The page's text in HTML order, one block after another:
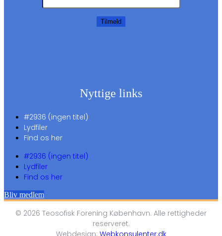
Tilmeld
Nyttige links
#2936 (ingen titel)
Lydfiler
Find os her
#2936 (ingen titel)
Lydfiler
Find os her
Bliv medlem
© 2026 Teosofisk Forening København. Alle rettigheder
reserveret.